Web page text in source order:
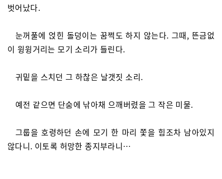
벗어났다.
눈꺼풀에 얹힌 돌덩이는 꿈쩍도 하지 않는다. 그때, 뜬금없
이 윙윙거리는 모기 소리가 들린다.
귀밑을 스치던 그 하찮은 날갯짓 소리.
예전 같으면 단숨에 낚아채 으깨버렸을 그 작은 미물.
그룹을 호령하던 손에 모기 한 마리 쫓을 힘조차 남아있지
않다니. 이토록 허망한 종지부라니…